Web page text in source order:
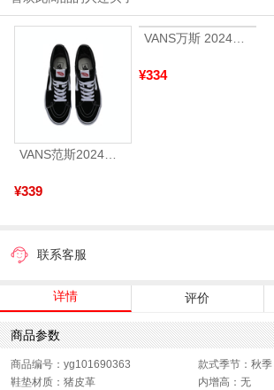
VANS范斯2024中性SK8-HiCL帆布鞋/硫化鞋VN000D5IB8C
¥339
¥334
联系客服
详情 评价
商品参数
商品编号：yg101690363
款式季节：秋季
鞋垫材质：猪皮革
内增高：无